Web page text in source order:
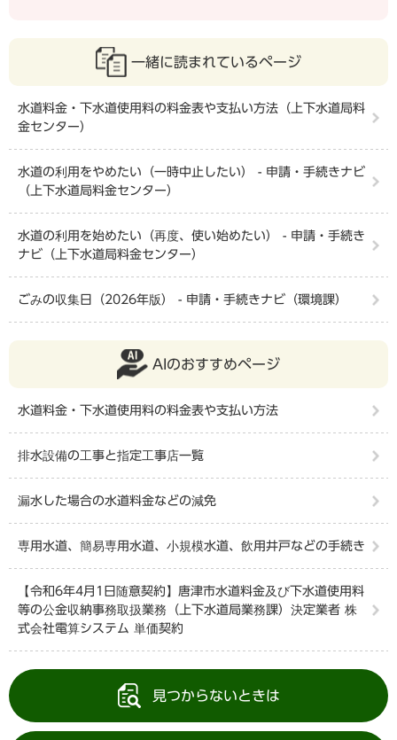
一緒に読まれているページ
水道料金・下水道使用料の料金表や支払い方法（上下水道局料
金センター）
水道の利用をやめたい（一時中止したい） - 申請・手続きナビ
（上下水道局料金センター）
水道の利用を始めたい（再度、使い始めたい） - 申請・手続き
ナビ（上下水道局料金センター）
ごみの収集日（2026年版） - 申請・手続きナビ（環境課）
AIのおすすめページ
水道料金・下水道使用料の料金表や支払い方法
排水設備の工事と指定工事店一覧
漏水した場合の水道料金などの減免
専用水道、簡易専用水道、小規模水道、飲用井戸などの手続き
【令和6年4月1日随意契約】唐津市水道料金及び下水道使用料
等の公金収納事務取扱業務（上下水道局業務課）決定業者 株
式会社電算システム 単価契約
見つからないときは